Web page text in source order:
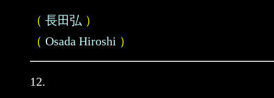
（ 長田弘 ）
（ Osada Hiroshi ）
12.